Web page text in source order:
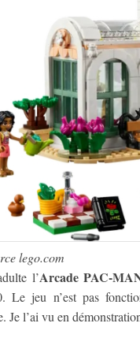
lego.com
l’Arcade PAC-
Le jeu n’est pas
Je l’ai vu en